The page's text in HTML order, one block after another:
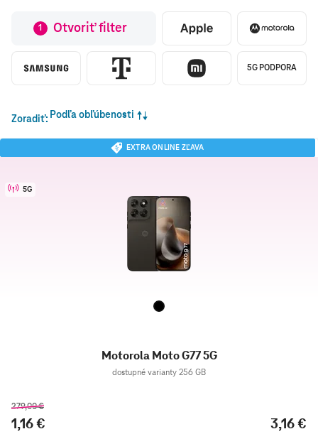
1 Otvoriť filter
5G PODPORA
Zoradiť Podľa obľúbenosti
EXTRA ONLINE ZĽAVA
5G
Motorola Moto G77 5G
dostupné varianty 256 GB
279,00 €
1,16 € 3,16 €